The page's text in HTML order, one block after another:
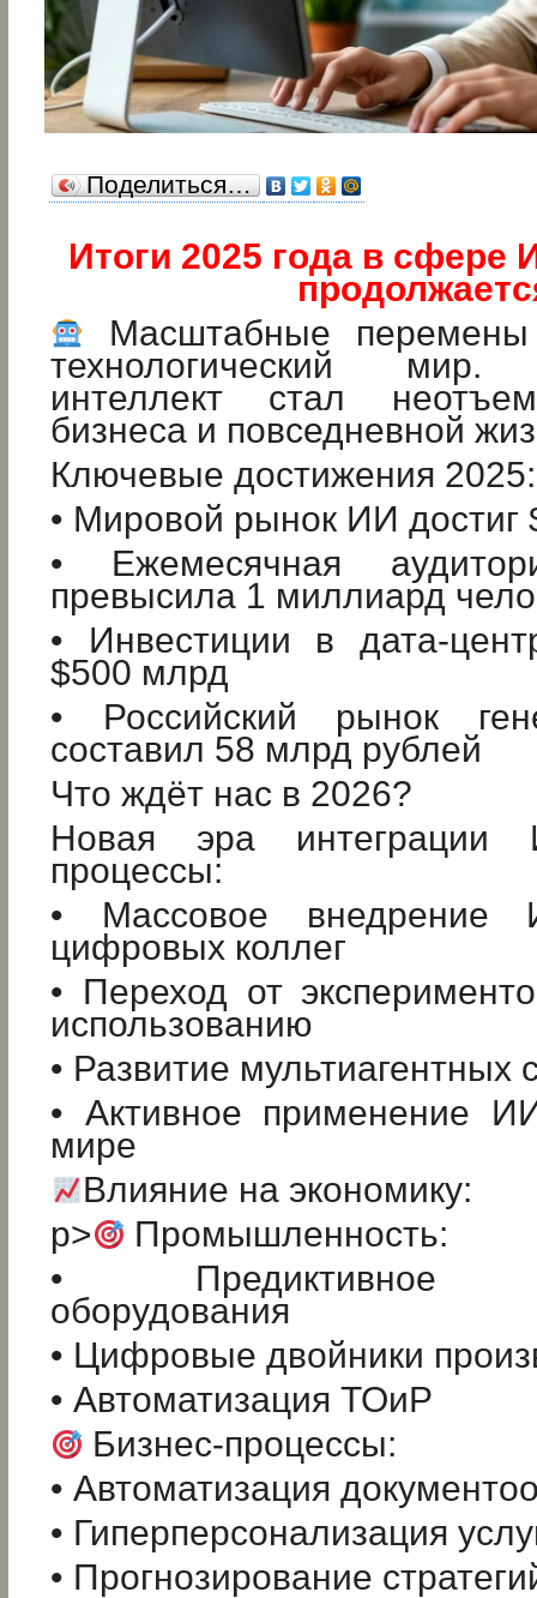
Поделиться…
Итоги 2025 года в
Масштабные перемены
технологический мир.
интеллект стал
бизнеса и повседневной
Ключевые достижения 2025:
• Мировой рынок ИИ достиг
• Ежемесячная
превысила 1 миллиард
• Инвестиции в дата-
$500 млрд
• Российский рынок
составил 58 млрд рублей
Что ждёт нас в 2026?
Новая эра
процессы:
• Массовое внедрение
цифровых коллег
• Переход от
использованию
• Развитие мультиагентных
• Активное применение
мире
Влияние на экономику:
p>
Промышленность:
• Предиктивное
оборудования
• Цифровые двойники
• Автоматизация ТОиР
Бизнес-процессы:
• Автоматизация
• Гиперперсонализация
• Прогнозирование